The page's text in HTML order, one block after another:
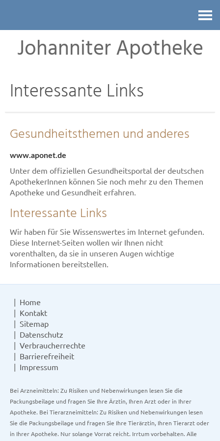
Johanniter Apotheke
Interessante Links
Gesundheitsthemen und anderes
www.aponet.de
Unter dem offiziellen Gesundheitsportal der deutschen
ApothekerInnen können Sie noch mehr zu den Themen
Apotheke und Gesundheit erfahren.
Interessante Links
Wir haben für Sie Wissenswertes im Internet gefunden.
Diese Internet-Seiten wollen wir Ihnen nicht
vorenthalten, da sie in unseren Augen wichtige
Informationen bereitstellen.
Home
Kontakt
Sitemap
Datenschutz
Verbraucherrechte
Barrierefreiheit
Impressum
Bei Arzneimitteln: Zu Risiken und Nebenwirkungen lesen Sie die
Packungsbeilage und fragen Sie Ihre Ärztin, Ihren Arzt oder in Ihrer
Apotheke. Bei Tierarzneimitteln: Zu Risiken und Nebenwirkungen lesen
Sie die Packungsbeilage und fragen Sie Ihre Tierärztin, Ihren Tierarzt oder
in Ihrer Apotheke. Nur solange Vorrat reicht. Irrtum vorbehalten. Alle